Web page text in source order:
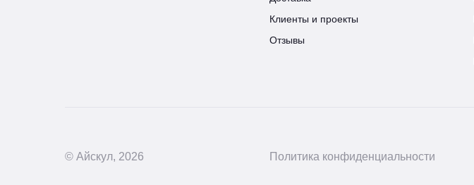
Клиенты и проекты
Отзывы
© Айскул, 2026 Политика конфиденциальности